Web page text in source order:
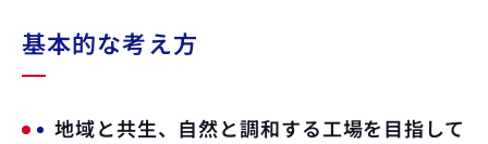
基本的な考え方
地域と共生、自然と調和する工場を目指して